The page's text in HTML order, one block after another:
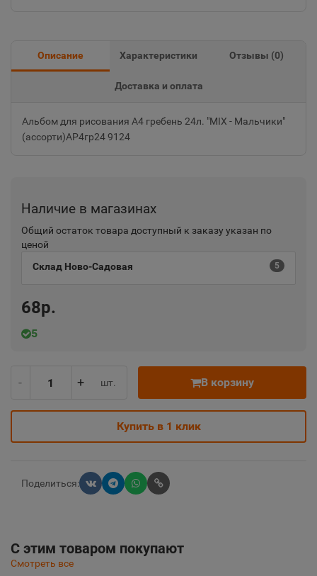
Описание Характеристики Отзывы (0)
Доставка и оплата
Альбом для рисования А4 гребень 24л. "MIX - Мальчики"
(ассорти)АР4гр24 9124
Наличие в магазинах
Общий остаток товара доступный к заказу указан по
ценой
Склад Ново-Садовая
5
68р.
5
- + шт. В корзину
Купить в 1 клик
Поделиться:
С этим товаром покупают
Смотреть все